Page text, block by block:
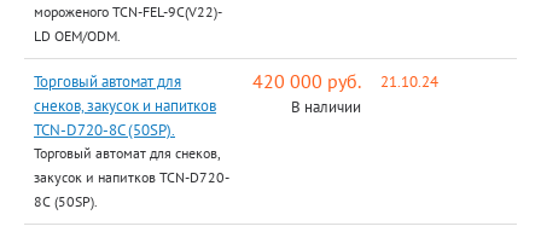
мороженого TCN-FEL-9C(V22)-
LD OEM/ODM.
Торговый автомат для
снеков, закусок и напитков
TCN-D720-8C (50SP).
Торговый автомат для снеков,
закусок и напитков TCN-D720-
8C (50SP).
420 000 руб.
В наличии
21.10.24